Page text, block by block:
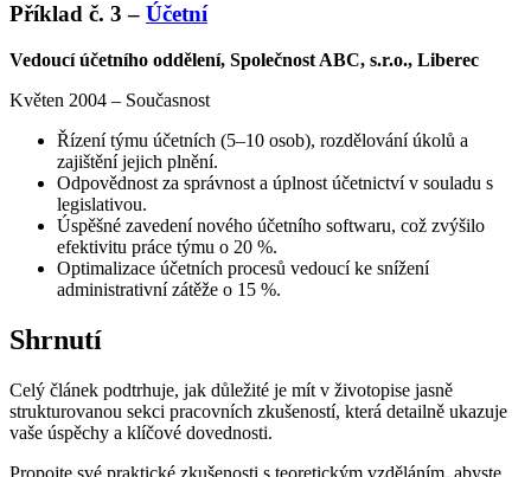
Příklad č. 3 – Účetní
Vedoucí účetního oddělení, Společnost ABC, s.r.o., Liberec
Květen 2004 – Současnost
Řízení týmu účetních (5–10 osob), rozdělování úkolů a
zajištění jejich plnění.
Odpovědnost za správnost a úplnost účetnictví v souladu s
legislativou.
Úspěšné zavedení nového účetního softwaru, což zvýšilo
efektivitu práce týmu o 20 %.
Optimalizace účetních procesů vedoucí ke snížení
administrativní zátěže o 15 %.
Shrnutí
Celý článek podtrhuje, jak důležité je mít v životopise jasně
strukturovanou sekci pracovních zkušeností, která detailně ukazuje
vaše úspěchy a klíčové dovednosti.
Propojte své praktické zkušenosti s teoretickým vzděláním, abyste